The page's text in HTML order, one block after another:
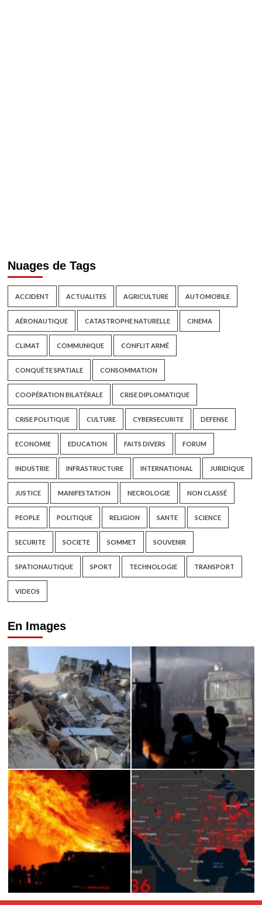
Nuages de Tags
ACCIDENT ACTUALITES AGRICULTURE AUTOMOBILE
AÉRONAUTIQUE CATASTROPHE NATURELLE CINEMA
CLIMAT COMMUNIQUE CONFLIT ARMÉ
CONQUÊTE SPATIALE CONSOMMATION
COOPÉRATION BILATÉRALE CRISE DIPLOMATIQUE
CRISE POLITIQUE CULTURE CYBERSECURITE DEFENSE
ECONOMIE EDUCATION FAITS DIVERS FORUM
INDUSTRIE INFRASTRUCTURE INTERNATIONAL JURIDIQUE
JUSTICE MANIFESTATION NECROLOGIE NON CLASSÉ
PEOPLE POLITIQUE RELIGION SANTE SCIENCE
SECURITE SOCIETE SOMMET SOUVENIR
SPATIONAUTIQUE SPORT TECHNOLOGIE TRANSPORT
VIDEOS
En Images